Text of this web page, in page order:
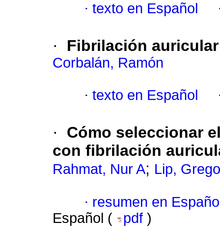
· texto en Español
· Fibrilación
Corbalán, Ramón
· texto en Español
·
Cómo seleccionar
con fibrilación
Rahmat, Nur A; Lip,
· resumen en
Español (
pdf )